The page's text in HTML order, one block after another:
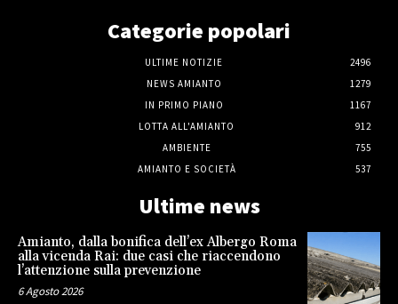
Categorie popolari
ULTIME NOTIZIE
2496
NEWS AMIANTO
1279
IN PRIMO PIANO
1167
LOTTA ALL'AMIANTO
912
AMBIENTE
755
AMIANTO E SOCIETÀ
537
Ultime news
Amianto, dalla bonifica dell’ex Albergo Roma
alla vicenda Rai: due casi che riaccendono
l’attenzione sulla prevenzione
6 Agosto 2026